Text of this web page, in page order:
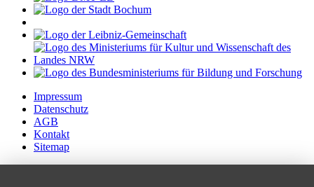
Impressum
Datenschutz
AGB
Kontakt
Sitemap